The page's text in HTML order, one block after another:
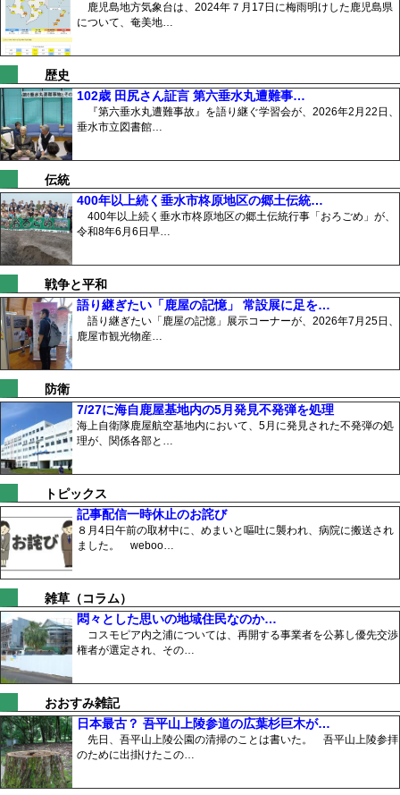
鹿児島地方気象台は、2024年７月17日に梅雨明けした鹿児島県
について、奄美地…
歴史
102歳 田尻さん証言 第六垂水丸遭難事…
『第六垂水丸遭難事故』を語り継ぐ学習会が、2026年2月22日、
垂水市立図書館…
伝統
400年以上続く垂水市柊原地区の郷土伝統…
400年以上続く垂水市柊原地区の郷土伝統行事「おろごめ」が、
令和8年6月6日早…
戦争と平和
語り継ぎたい「鹿屋の記憶」 常設展に足を…
語り継ぎたい「鹿屋の記憶」展示コーナーが、2026年7月25日、
鹿屋市観光物産…
防衛
7/27に海自鹿屋基地内の5月発見不発弾を処理
海上自衛隊鹿屋航空基地内において、5月に発見された不発弾の処
理が、関係各部と…
トピックス
記事配信一時休止のお詫び
８月4日午前の取材中に、めまいと嘔吐に襲われ、病院に搬送され
ました。 weboo…
雑草（コラム）
悶々とした思いの地域住民なのか…
コスモピア内之浦については、再開する事業者を公募し優先交渉
権者が選定され、その…
おおすみ雑記
日本最古？ 吾平山上陵参道の広葉杉巨木が…
先日、吾平山上陵公園の清掃のことは書いた。 吾平山上陵参拝
のために出掛けたこの…